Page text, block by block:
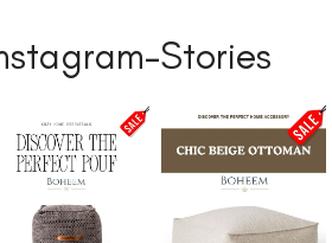
Stories